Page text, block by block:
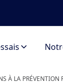
À LA PRÉVENTION